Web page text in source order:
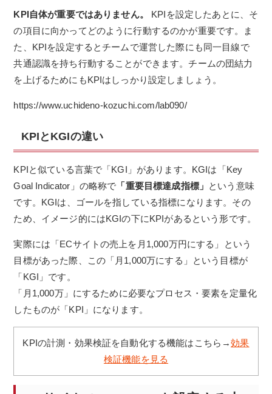
KPI自体が重要ではありません。
KPIを設定したあとに、そ
の項目に向かってどのように行動するのかが重要です。ま
た、KPIを設定するとチームで運営した際にも同一目線で
共通認識を持ち行動することができます。チームの団結力
を上げるためにもKPIはしっかり設定しましょう。
https://www.uchideno-kozuchi.com/lab090/
KPIとKGIの違い
KPIと似ている言葉で「KGI」があります。KGIは「Key
Goal Indicator」の略称で 「重要目標達成指標」 という意味
です。KGIは、ゴールを指している指標になります。その
ため、イメージ的にはKGIの下にKPIがあるという形です。
実際には「ECサイトの売上を月1,000万円にする」という
目標があった際、この「月1,000万にする」という目標が
「KGI」です。
「月1,000万」にするために必要なプロセス・要素を定量化
したものが「KPI」になります。
KPIの計測・効果検証を自動化する機能はこちら→効果
検証機能を見る